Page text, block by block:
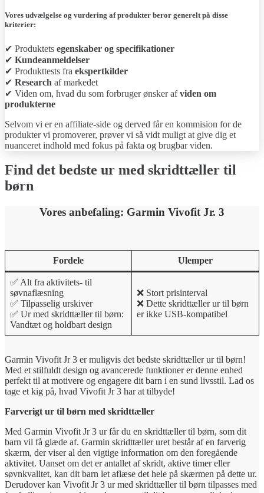
Vores udvælgelse og vurdering af produkter beror generelt på disse
kriterier:
✔ Produktets egenskaber og specifikationer
✔ Kundeanmeldelser
✔ Produkttests fra ekspertkilder
✔ Research af markedet
✔ Viden om, hvad du som forbruger ønsker afviden om
produkterne
Selvom vi er en affiliate-side og derved får en kommision for de
produkter vi promoverer, prøver vi så vidt muligt at give dig et
nuanceret indhold med fokus på fakta og brugbar viden.
Find det bedste ur med skridttæller til
børn
Vores anbefaling: Garmin Vivofit Jr. 3
Fordele Ulemper
✅ Alt fra aktivitets- til
søvnaflæsning
✅ Tilpasselig urskiver
✅ Ur med skridttæller til børn:
Vandtæt og holdbart design
❌ Stort prisinterval
❌ Dette skridttæller ur til børn
er ikke USB-kompatibel
Garmin Vivofit Jr 3 er muligvis det bedste skridttæller ur til børn!
Med et stilfuldt design og avancerede funktioner er denne enhed
perfekt til at motivere og engagere dit barn i en sund livsstil. Lad os
tage et kig på, hvad Vivofit Jr 3 har at tilbyde!
Farverigt ur til børn med skridttæller
Med Garmin Vivofit Jr 3 ur får du en skridttæller til børn, som dit
barn vil få glæde af. Garmin skridttæller uret består af en farverig
skærm, der viser al den vigtige information om den foregående
aktivitet. Uanset om det er antallet af skridt, aktive timer eller
søvnkvalitet, kan dit barn let aflæse det hele på skærmen på dette ur.
Derudover kan Vivofit Jr 3 ur med skridttæller til børn tilpasses med